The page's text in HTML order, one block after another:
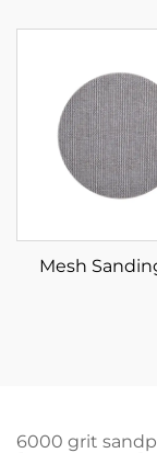
Mesh
6000 grit